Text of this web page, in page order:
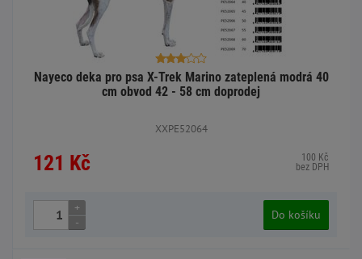
Nayeco deka pro psa X-Trek Marino zateplená modrá 40
cm obvod 42 - 58 cm doprodej
XXPE52064
121 Kč
100 Kč
bez DPH
+
-
Do košíku